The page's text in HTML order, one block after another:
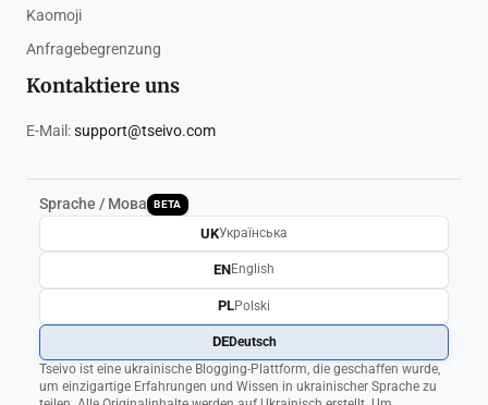
Kaomoji
Anfragebegrenzung
Kontaktiere uns
E-Mail:support@tseivo.com
Sprache / Мова BETA
Tseivo ist eine ukrainische Blogging-Plattform, die geschaffen wurde,
um einzigartige Erfahrungen und Wissen in ukrainischer Sprache zu
UKУкраїнська
ENEnglish
PLPolski
DEDeutsch